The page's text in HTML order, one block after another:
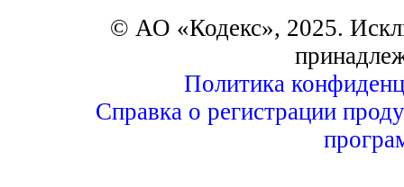
© АО «Кодекс», 2025.
Политика
Справка о регистрации